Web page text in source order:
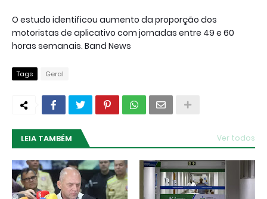
O estudo identificou aumento da proporção dos
motoristas de aplicativo com jornadas entre 49 e 60
horas semanais. Band News
Tags Geral
LEIA TAMBÉM Ver todos